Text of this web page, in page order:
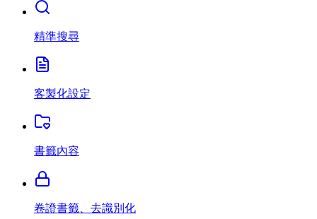
精準搜尋
客製化設定
書籤內容
卷證書籤、去識別化